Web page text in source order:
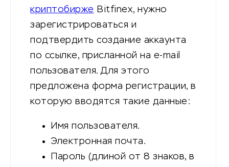
криптобирже Bitfinex, нужно
зарегистрироваться и
подтвердить создание аккаунта
по ссылке, присланной на e-mail
пользователя. Для этого
предложена форма регистрации, в
которую вводятся такие данные:
Имя пользователя.
Электронная почта.
Пароль (длиной от 8 знаков, в